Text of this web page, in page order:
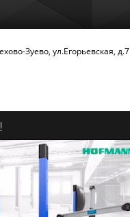
Зуево, ул.Егорьевская, д.7